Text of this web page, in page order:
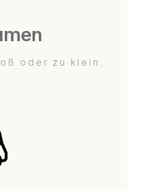
oder zu klein.